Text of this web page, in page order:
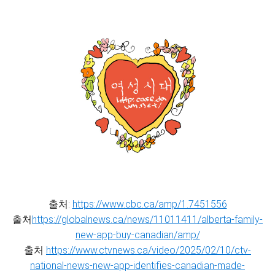
출처: https://www.cbc.ca/amp/1.7451556
출처https://globalnews.ca/news/11011411/alberta-family-
new-app-buy-canadian/amp/
출처 https://www.ctvnews.ca/video/2025/02/10/ctv-
national-news-new-app-identifies-canadian-made-